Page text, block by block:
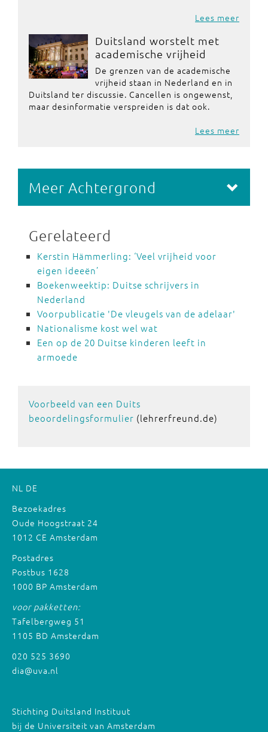
Lees meer
Duitsland worstelt met
academische vrijheid
De grenzen van de academische
vrijheid staan in Nederland en in
Duitsland ter discussie. Cancellen is ongewenst,
maar desinformatie verspreiden is dat ook.
Lees meer
Meer Achtergrond
Gerelateerd
Kerstin Hämmerling: ‘Veel vrijheid voor
eigen ideeën’
Boekenweektip: Duitse schrijvers in
Nederland
Voorpublicatie 'De vleugels van de adelaar'
Nationalisme kost wel wat
Een op de 20 Duitse kinderen leeft in
armoede
Voorbeeld van een Duits
beoordelingsformulier (lehrerfreund.de)
NL DE
Bezoekadres
Oude Hoogstraat 24
1012 CE Amsterdam
Postadres
Postbus 1628
1000 BP Amsterdam
voor pakketten:
Tafelbergweg 51
1105 BD Amsterdam
020 525 3690
dia@uva.nl
Stichting Duitsland Instituut
bij de Universiteit van Amsterdam